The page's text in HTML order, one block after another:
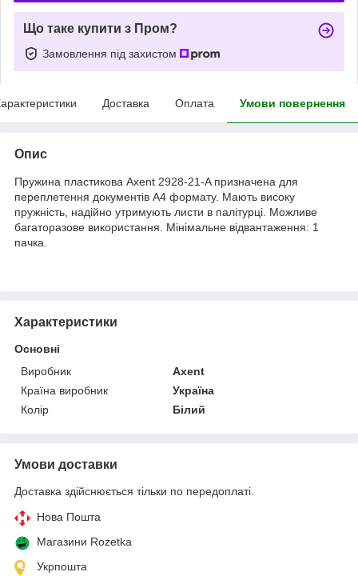
Що таке купити з Пром?
Замовлення під захистом
Доставка Оплата Умови повернення
Опис
Пружина пластикова Axent 2928-21-A призначена для
переплетення документів А4 формату. Мають високу
пружність, надійно утримують листи в палітурці. Можливе
багаторазове використання. Мінімальне відвантаження: 1
пачка.
Характеристики
Основні
Виробник
Axent
Країна виробник
Україна
Колір
Білий
Умови доставки
Доставка здійснюється тільки по передоплаті.
Нова Пошта
Магазини Rozetka
Укрпошта